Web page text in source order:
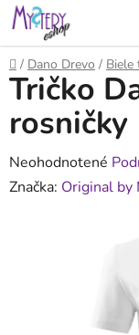
Prejsť
na
obsah
Domov
/ Dano Drevo / Biele
Tričko
rosničky
Priemerné
hodnotenie
Neohodnotené
Značka: Original by